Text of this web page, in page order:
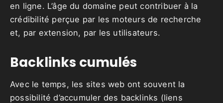
en ligne. L’âge du domaine peut contribuer à la
crédibilité perçue par les moteurs de recherche
et, par extension, par les utilisateurs.
Backlinks cumulés
Avec le temps, les sites web ont souvent la
possibilité d’accumuler des backlinks (liens